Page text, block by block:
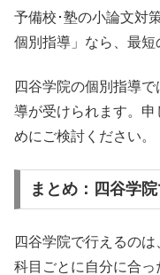
予備校･塾の小論文対
個別指導」なら、最短
四谷学院の個別指導
導が受けられます。
めにご検討ください。
まとめ：四谷学
四谷学院で行えるのは
科目ごとに自分に合